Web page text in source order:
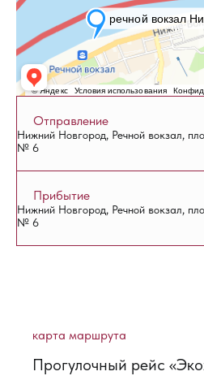
Отправление
Нижний Новгород, Речной вокзал,
№ 6
Прибытие
Нижний Новгород, Речной вокзал,
№ 6
карта маршрута
Прогулочный рейс